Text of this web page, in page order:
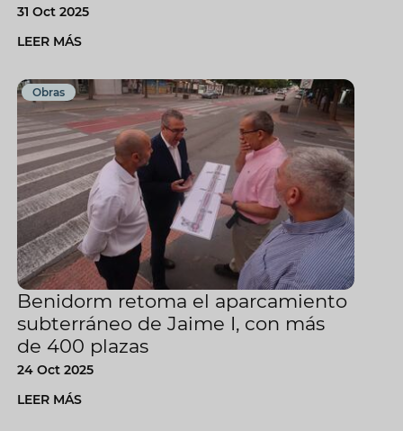
31 Oct 2025
LEER MÁS
Obras
Benidorm retoma el aparcamiento
subterráneo de Jaime I, con más
de 400 plazas
24 Oct 2025
LEER MÁS